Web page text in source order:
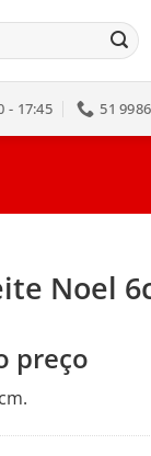
- 17:45 51
Noel
preço